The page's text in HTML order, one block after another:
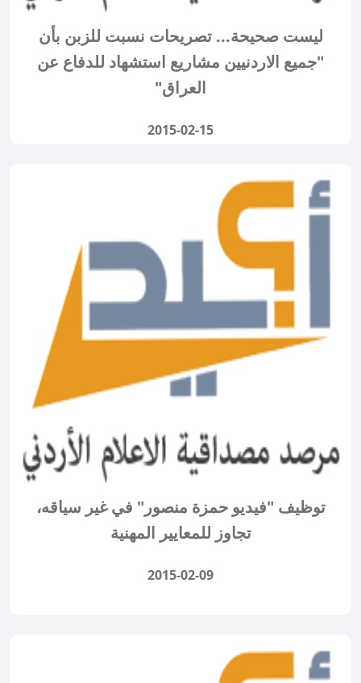
ليست صحيحة... تصريحات نسبت للزبن بأن
"جميع الاردنيين مشاريع استشهاد للدفاع عن
العراق"
2015-02-15
توظيف "فيديو حمزة منصور" في غير سياقه،
تجاوز للمعايير المهنية
2015-02-09